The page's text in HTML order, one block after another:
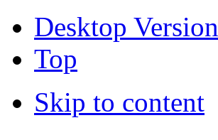
Desktop Version
Top
Skip to content